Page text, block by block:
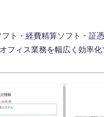
フト・経費精算ソフト・証
フィス業務を幅広く効率化